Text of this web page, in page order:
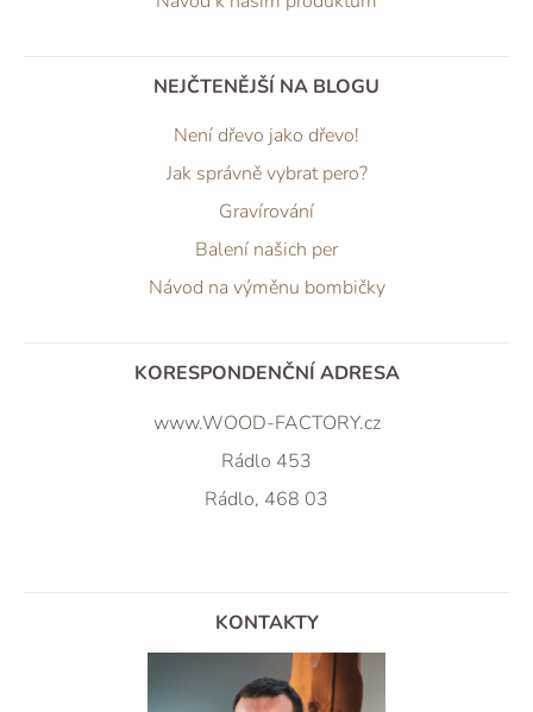
NEJČTENĚJŠÍ NA BLOGU
Není dřevo jako dřevo!
Jak správně vybrat pero?
Gravírování
Balení našich per
Návod na výměnu bombičky
KORESPONDENČNÍ ADRESA
www.WOOD-FACTORY.cz
Rádlo 453
Rádlo, 468 03
KONTAKTY